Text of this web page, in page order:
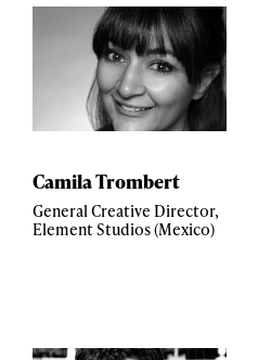
Camila Trombert
General Creative Director,
Element Studios (Mexico)